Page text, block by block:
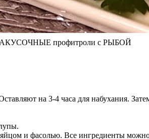
профитроли с РЫБОЙ
на 3-4 часа для набухания.
и фасолью. Все ингредиенты можно